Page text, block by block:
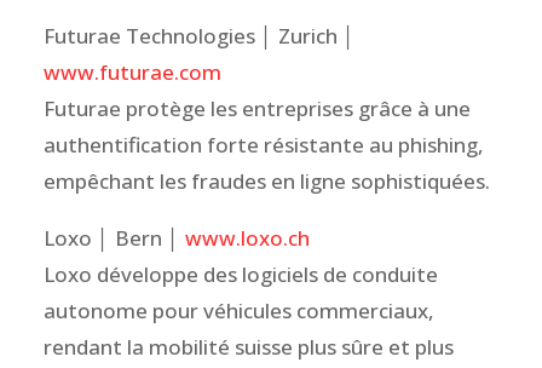
Futurae Technologies │ Zurich │
www.futurae.com
Futurae protège les entreprises grâce à une
authentification forte résistante au phishing,
empêchant les fraudes en ligne sophistiquées.
Loxo │ Bern │ www.loxo.ch
Loxo développe des logiciels de conduite
autonome pour véhicules commerciaux,
rendant la mobilité suisse plus sûre et plus